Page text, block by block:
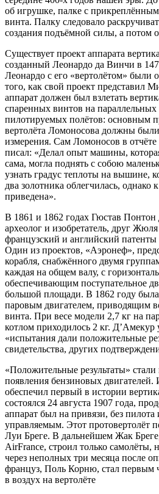
об игрушке, палке с
винта. Палку следовало
создания подъёмной силы, а потом
Существует проект аппарата
созданный Леонардо да Винчи в
Леонардо с его «вертолётом» были
того, как свой проект представил
аппарат должен был взлетать
спаренных винтов на параллельных
пилотируемых полётов: основным
вертолёта Ломоносова должны были
измерения. Сам Ломоносов в отчёте
писал: «Делал опыт машины,
сама, могла поднять с собою
узнать градус теплоты на вышине,
два золотника облегчилась, однако
приведена».
В 1861 и 1862 годах Гюстав Понтон
археолог и изобретатель, друг
французский и английский патенты
Один из проектов, «Аэронеф»,
корабля, снабжённого двумя
каждая на общем валу, с
обеспечивающим поступательное
большой площади. В 1862 году была
паровым двигателем, приводящим
винта. При весе модели 2,7 кг на
котлом приходилось 2 кг. Д’Амекур
«испытания дали положительные
свидетельства, других
«Положительные результаты»
появления бензиновых двигателей.
обеспечил первый в истории
состоялся 24 августа 1907 года,
аппарат был на привязи, без
управляемым. Этот протовертолёт
Луи Бреге. В дальнейшем Жак
AirFrance, строил только самолёты,
через неполных три месяца после
француз, Поль Корню, стал первым
в воздух на вертолёте